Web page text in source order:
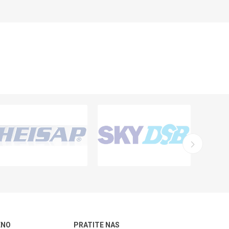
PRATITE NAS